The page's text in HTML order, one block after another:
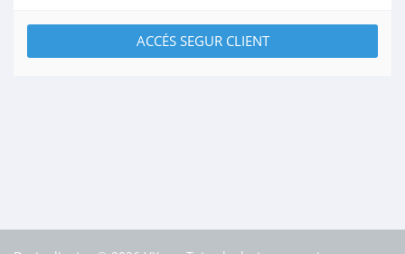
ACCÉS SEGUR CLIENT